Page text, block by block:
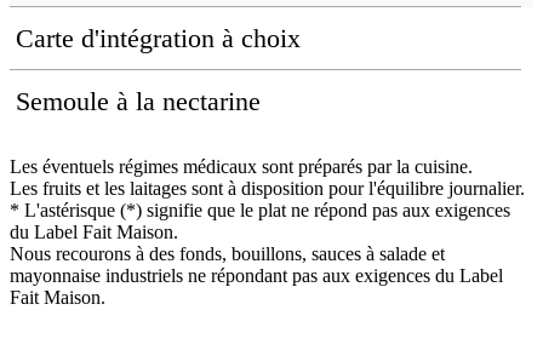
Carte d'intégration à choix
Semoule à la nectarine
Les éventuels régimes médicaux sont préparés par la cuisine.
Les fruits et les laitages sont à disposition pour l'équilibre journalier.
* L'astérisque (*) signifie que le plat ne répond pas aux exigences
du Label Fait Maison.
Nous recourons à des fonds, bouillons, sauces à salade et
mayonnaise industriels ne répondant pas aux exigences du Label
Fait Maison.